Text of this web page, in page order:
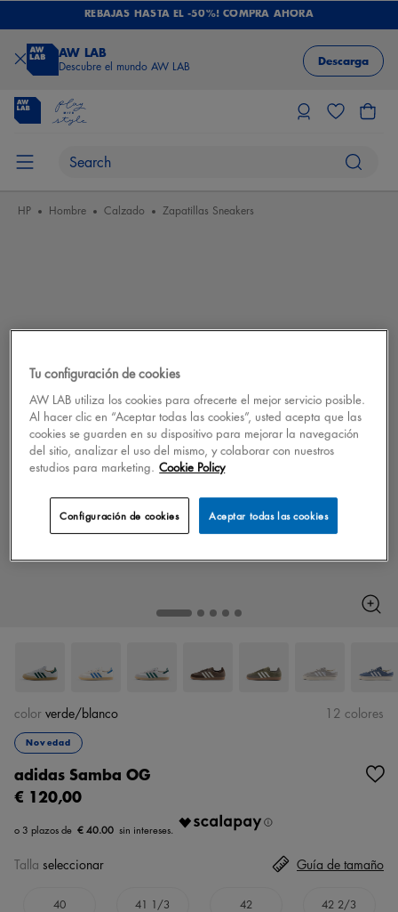
REBAJAS HASTA EL -50%! COMPRA AHORA
AW LAB
Descubre el mundo AW LAB Descarga
HP Hombre Calzado Zapatillas Sneakers
Novedad
adidas Samba OG
€ 120,00
€ 40.00
color verde/blanco 12 colores
Talla seleccionar
40 41 1/3 42 42 2/3
Guía de tamaño
Tu configuración de cookies
AW LAB utiliza los cookies para ofrecerte el mejor servicio posible.
Al hacer clic en “Aceptar todas las cookies”, usted acepta que las
cookies se guarden en su dispositivo para mejorar la navegación
del sitio, analizar el uso del mismo, y colaborar con nuestros
estudios para marketing. Cookie Policy
Aceptar todas las cookies
Configuración de cookies